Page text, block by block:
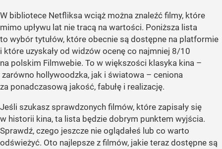
W bibliotece Netfliksa wciąż można znaleźć filmy, które
mimo upływu lat nie tracą na wartości. Poniższa lista
to wybór tytułów, które obecnie są dostępne na platformie
i które uzyskały od widzów ocenę co najmniej 8/10
na polskim Filmwebie. To w większości klasyka kina –
zarówno hollywoodzka, jak i światowa – ceniona
za ponadczasową jakość, fabułę i realizację.
Jeśli szukasz sprawdzonych filmów, które zapisały się
w historii kina, ta lista będzie dobrym punktem wyjścia.
Sprawdź, czego jeszcze nie oglądałeś lub co warto
odświeżyć. Oto najlepsze z filmów, jakie teraz dostępne są